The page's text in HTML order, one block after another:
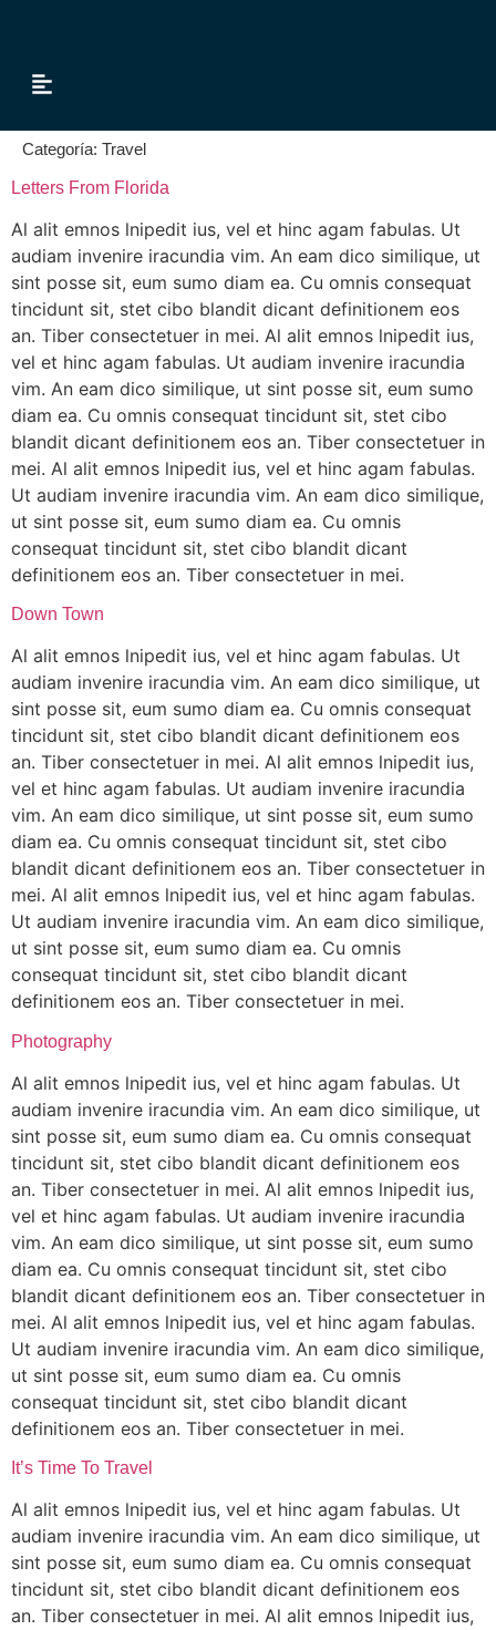
Categoría: Travel
Letters From Florida
Al alit emnos lnipedit ius, vel et hinc agam fabulas. Ut
audiam invenire iracundia vim. An eam dico similique, ut
sint posse sit, eum sumo diam ea. Cu omnis consequat
tincidunt sit, stet cibo blandit dicant definitionem eos
an. Tiber consectetuer in mei. Al alit emnos lnipedit ius,
vel et hinc agam fabulas. Ut audiam invenire iracundia
vim. An eam dico similique, ut sint posse sit, eum sumo
diam ea. Cu omnis consequat tincidunt sit, stet cibo
blandit dicant definitionem eos an. Tiber consectetuer in
mei. Al alit emnos lnipedit ius, vel et hinc agam fabulas.
Ut audiam invenire iracundia vim. An eam dico similique,
ut sint posse sit, eum sumo diam ea. Cu omnis
consequat tincidunt sit, stet cibo blandit dicant
definitionem eos an. Tiber consectetuer in mei.
Down Town
Al alit emnos lnipedit ius, vel et hinc agam fabulas. Ut
audiam invenire iracundia vim. An eam dico similique, ut
sint posse sit, eum sumo diam ea. Cu omnis consequat
tincidunt sit, stet cibo blandit dicant definitionem eos
an. Tiber consectetuer in mei. Al alit emnos lnipedit ius,
vel et hinc agam fabulas. Ut audiam invenire iracundia
vim. An eam dico similique, ut sint posse sit, eum sumo
diam ea. Cu omnis consequat tincidunt sit, stet cibo
blandit dicant definitionem eos an. Tiber consectetuer in
mei. Al alit emnos lnipedit ius, vel et hinc agam fabulas.
Ut audiam invenire iracundia vim. An eam dico similique,
ut sint posse sit, eum sumo diam ea. Cu omnis
consequat tincidunt sit, stet cibo blandit dicant
definitionem eos an. Tiber consectetuer in mei.
Photography
Al alit emnos lnipedit ius, vel et hinc agam fabulas. Ut
audiam invenire iracundia vim. An eam dico similique, ut
sint posse sit, eum sumo diam ea. Cu omnis consequat
tincidunt sit, stet cibo blandit dicant definitionem eos
an. Tiber consectetuer in mei. Al alit emnos lnipedit ius,
vel et hinc agam fabulas. Ut audiam invenire iracundia
vim. An eam dico similique, ut sint posse sit, eum sumo
diam ea. Cu omnis consequat tincidunt sit, stet cibo
blandit dicant definitionem eos an. Tiber consectetuer in
mei. Al alit emnos lnipedit ius, vel et hinc agam fabulas.
Ut audiam invenire iracundia vim. An eam dico similique,
ut sint posse sit, eum sumo diam ea. Cu omnis
consequat tincidunt sit, stet cibo blandit dicant
definitionem eos an. Tiber consectetuer in mei.
It’s Time To Travel
Al alit emnos lnipedit ius, vel et hinc agam fabulas. Ut
audiam invenire iracundia vim. An eam dico similique, ut
sint posse sit, eum sumo diam ea. Cu omnis consequat
tincidunt sit, stet cibo blandit dicant definitionem eos
an. Tiber consectetuer in mei. Al alit emnos lnipedit ius,